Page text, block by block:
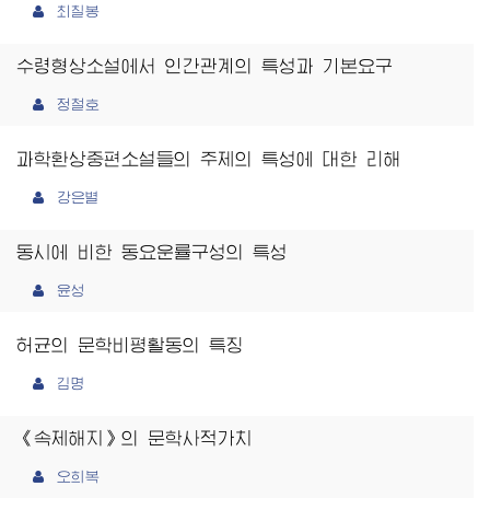
최칠봉
수령형상소설에서 인간관계의 특성과 기본요구
정철호
과학환상중편소설들의 주제의 특성에 대한 리해
강은별
동시에 비한 동요운률구성의 특성
윤성
허균의 문학비평활동의 특징
김명
《속제해지》의 문학사적가치
오희복